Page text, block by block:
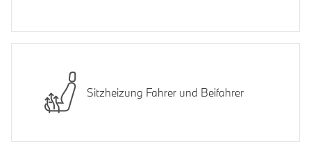
Sitzheizung Fahrer und Beifahrer